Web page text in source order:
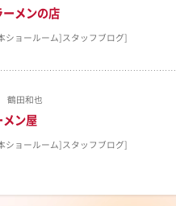
メンの店
ショールーム]スタッフブログ]
鶴田和也
ン屋
ショールーム]スタッフブログ]